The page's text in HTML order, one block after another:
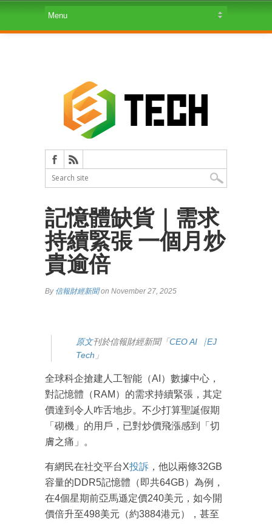
記憶體缺貨｜需求
持續緊張 一個月炒
貴逾倍
By 信報財經新聞on November 27, 2025
原文刊於信報財經新聞「CEO AI⎹ EJ
Tech 」
全球科企搶建人工智能（AI）數據中心，
對記憶體（RAM）的需求持續緊張，其定
價達到令人咋舌地步。不少打算聖誕假期
「砌機」的用戶，已對炒價飛漲感到「切
膚之痛」。
有網民在社交平台X投訴 ，他以兩條32GB
容量的DDR5記憶體（即共64GB）為例，
在4個星期前亞馬遜定價240美元，如今開
價倍升至498美元（約3884港元），甚至